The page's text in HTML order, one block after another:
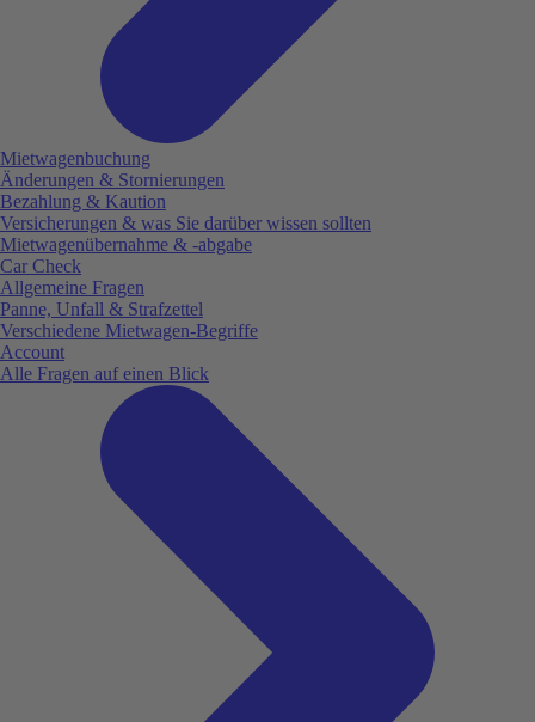
Mietwagenbuchung
Änderungen & Stornierungen
Bezahlung & Kaution
Versicherungen & was Sie darüber wissen sollten
Mietwagenübernahme & -abgabe
Car Check
Allgemeine Fragen
Panne, Unfall & Strafzettel
Verschiedene Mietwagen-Begriffe
Account
Alle Fragen auf einen Blick